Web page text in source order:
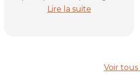
: la solution pour organiser
Partir en vacances en
Lire la suite
Voir tous